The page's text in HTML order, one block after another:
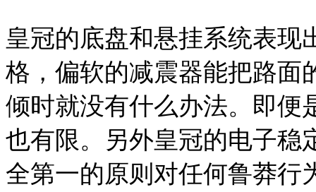
皇冠的底盘和悬挂系统表现
格，偏软的减震器能把路面
倾时就没有什么办法。即便
也有限。另外皇冠的电子稳
全第一的原则对任何鲁莽行